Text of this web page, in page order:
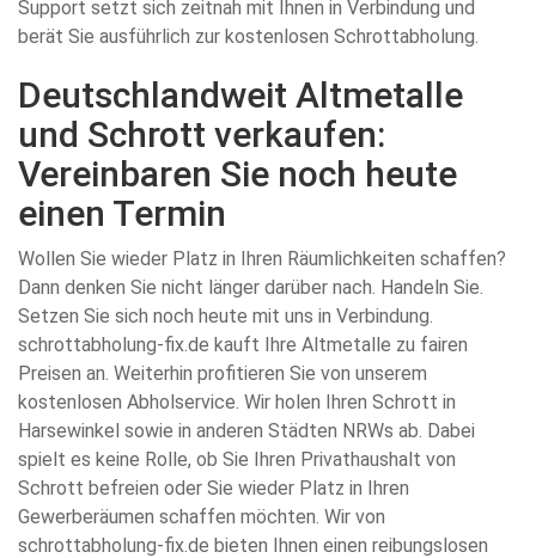
Support setzt sich zeitnah mit Ihnen in Verbindung und
berät Sie ausführlich zur kostenlosen Schrottabholung.
Deutschlandweit Altmetalle
und Schrott verkaufen:
Vereinbaren Sie noch heute
einen Termin
Wollen Sie wieder Platz in Ihren Räumlichkeiten schaffen?
Dann denken Sie nicht länger darüber nach. Handeln Sie.
Setzen Sie sich noch heute mit uns in Verbindung.
schrottabholung-fix.de kauft Ihre Altmetalle zu fairen
Preisen an. Weiterhin profitieren Sie von unserem
kostenlosen Abholservice. Wir holen Ihren Schrott in
Harsewinkel sowie in anderen Städten NRWs ab. Dabei
spielt es keine Rolle, ob Sie Ihren Privathaushalt von
Schrott befreien oder Sie wieder Platz in Ihren
Gewerberäumen schaffen möchten. Wir von
schrottabholung-fix.de bieten Ihnen einen reibungslosen